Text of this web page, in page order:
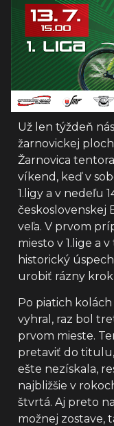
Už len týždeň
žarnovickej
Žarnovica
víkend, keď v
1.ligy a v nedeľu
československej
veľa. V prvom
miesto v 1.lige a
historický
urobiť rázny
Po piatich
vyhral, raz bol
prvom mieste.
pretaviť do
ešte nezískala,
najbližšie v
štvrtá. Aj preto
možnej zostave,